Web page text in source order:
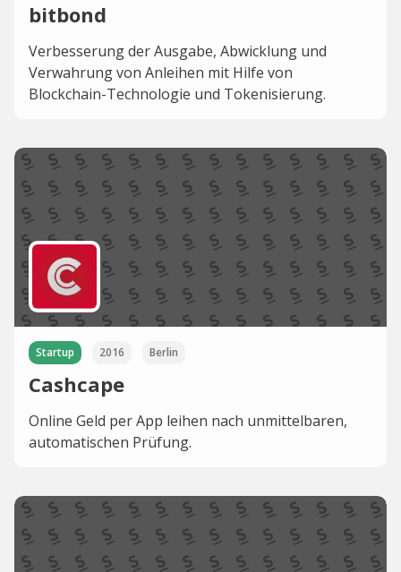
bitbond
Verbesserung der Ausgabe, Abwicklung und
Verwahrung von Anleihen mit Hilfe von
Blockchain-Technologie und Tokenisierung.
Startup 2016 Berlin
Cashcape
Online Geld per App leihen nach unmittelbaren,
automatischen Prüfung.